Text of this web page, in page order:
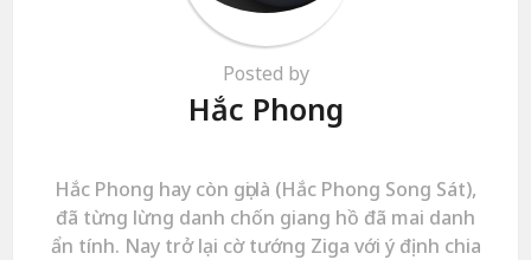
Posted by
Hắc Phong
Hắc Phong hay còn gọi là (Hắc Phong Song Sát),
đã từng lừng danh chốn giang hồ đã mai danh
ẩn tính. Nay trở lại cờ tướng Ziga với ý định chia